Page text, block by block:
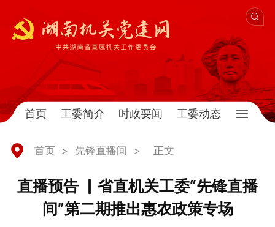
首页 工委简介 时政要闻 工委动态
首页 > 先锋直播间 > 正文
直播预告 ▏省直机关工委“先锋直播
间”第二期推出惠农政策专场